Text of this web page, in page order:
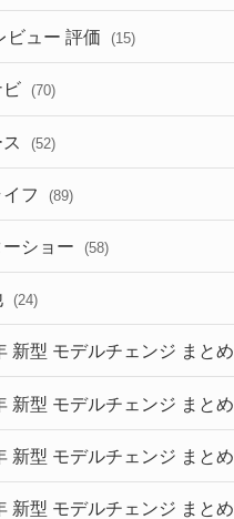
(253)
(50)
(43)
(6)
(9)
(30)
(27)
(58)
(28)
(27)
(26)
(10)
(35)
(3) (5)
(7)
ビュー 評価 (15)
ビ (70)
(52)
フ (89)
ショー (58)
(24)
新型 モデルチェンジ まとめ
新型 モデルチェンジ まとめ
新型 モデルチェンジ まとめ
新型 モデルチェンジ まとめ